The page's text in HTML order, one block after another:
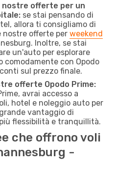
nostre offerte per un
se stai pensando di
allora ti consigliamo di
nostre offerte per weekend
Inoltre, se stai
un'auto per esplorare
comodamente con Opodo
sul prezzo finale.
offerte Opodo Prime:
avrai accesso a
hotel e noleggio auto per
vantaggio di
flessibilità e tranquillità.
che offrono voli
-